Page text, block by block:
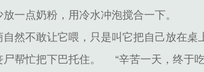
一点奶粉，用冷水冲泡搅合一下。
然不敢让它喂，只是叫它把自己放在桌
帮忙把下巴托住。
“辛苦一天，终于